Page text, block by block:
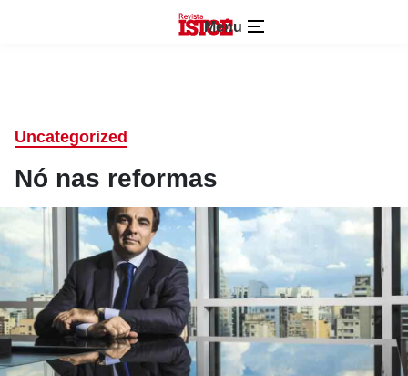
Menu
Uncategorized
Nó nas reformas